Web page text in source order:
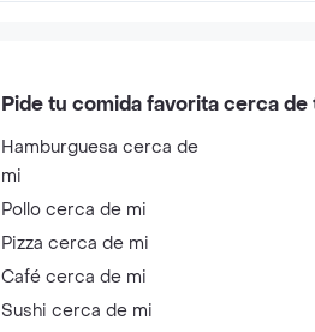
Pide tu comida favorita cerca de
Hamburguesa cerca de
mi
Pollo cerca de mi
Pizza cerca de mi
Café cerca de mi
Sushi cerca de mi